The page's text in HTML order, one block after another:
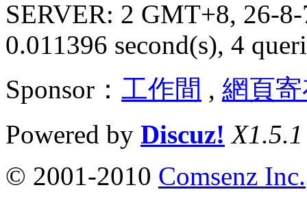
SERVER: 2 GMT+8, 26-
0.011396 second(s), 4
Sponsor： 工作間 , 網頁
Powered by Discuz! X1.5.1
© 2001-2010 Comsenz Inc.